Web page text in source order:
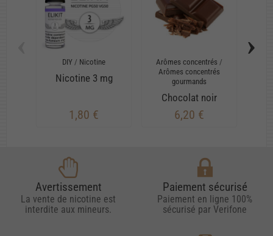
DIY / Nicotine
Nicotine 3 mg
1,80 €
Arômes concentrés /
Arômes concentrés
gourmands
Chocolat noir
6,20 €
›
Avertissement
La vente de nicotine est
interdite aux mineurs.
Paiement sécurisé
Paiement en ligne 100%
sécurisé par Verifone